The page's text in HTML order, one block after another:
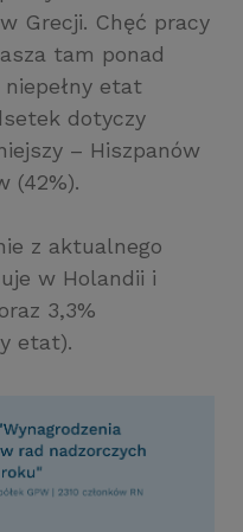
Grecji. Chęć pracy
tam ponad
etat
dotyczy
– Hiszpanów
(42%).
z aktualnego
w Holandii i
3,3%
etat).